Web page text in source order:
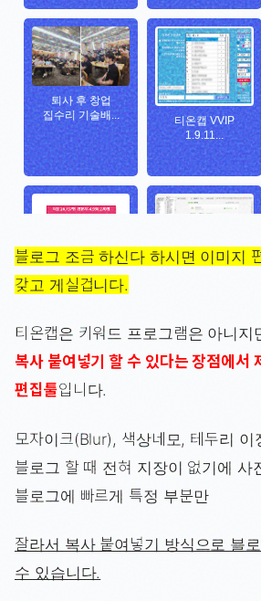
블로그 조금 하신다 하시면 이미지
갖고 게실겁니다.
티온캡은 키워드 프로그램은 아니지
복사 붙여넣기 할 수 있다는 장점에서
편집툴입니다.
모자이크(Blur), 색상네모, 테두리
블로그 할 때 전혀 지장이 없기에 사
블로그에 빠르게 특정 부분만
잘라서 복사 붙여넣기 방식으로 블
수 있습니다.